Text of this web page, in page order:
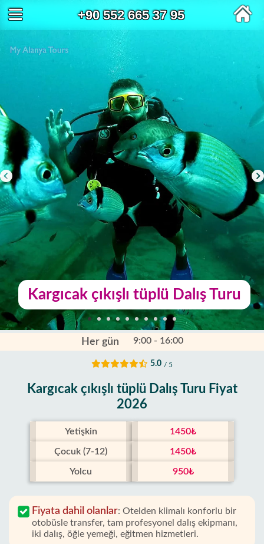
+90 552 665 37 95
Kargıcak çıkışlı tüplü Dalış Turu
Her gün 9:00 - 16:00
5.0 / 5
Kargıcak çıkışlı tüplü Dalış Turu Fiyat
2026
Yetişkin 1450₺
Çocuk (7-12) 1450₺
Yolcu 950₺
Fiyata dahil olanlar: Otelden klimalı konforlu bir
otobüsle transfer, tam profesyonel dalış ekipmanı,
iki dalış, öğle yemeği, eğitmen hizmetleri.